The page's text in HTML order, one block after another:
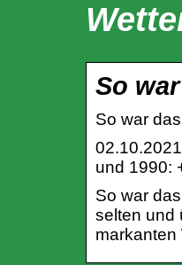
So
So war
und 1990:
So war
selten und
markanten